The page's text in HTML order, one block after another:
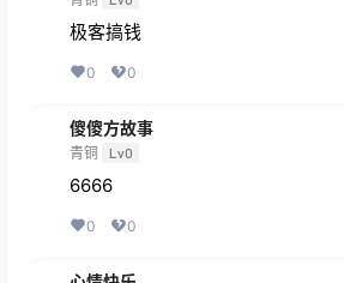
极客搞钱
0 0
傻傻方故事
青铜 Lv0
6666
0 0